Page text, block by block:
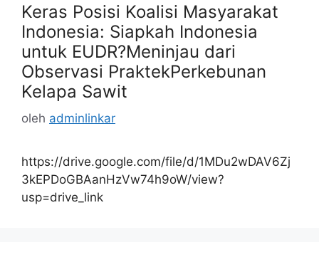
Keras Posisi Koalisi Masyarakat
Indonesia: Siapkah Indonesia
untuk EUDR?Meninjau dari
Observasi PraktekPerkebunan
Kelapa Sawit
oleh adminlinkar
https://drive.google.com/file/d/1MDu2wDAV6Zj
3kEPDoGBAanHzVw74h9oW/view?
usp=drive_link